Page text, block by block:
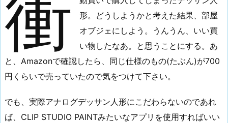
衝
形。どうしようかと考えた結果、部屋
オブジェにしよう。うんうん、いい買
い物したなあ。と思うことにする。あ
と、Amazonで確認したら、同じ仕様のもの(たぶん)が700
円くらいで売っていたので気をつけて下さい。
でも、実際アナログデッサン人形にこだわらないのであれ
ば、CLIP STUDIO PAINTみたいなアプリを使用すればいい